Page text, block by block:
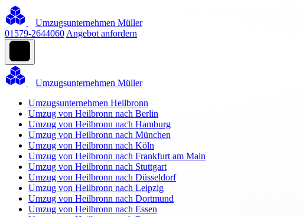
Umzugsunternehmen Müller
01579-2644060 Angebot anfordern
Umzugsunternehmen Müller
Umzugsunternehmen Heilbronn
Umzug von Heilbronn nach Berlin
Umzug von Heilbronn nach Hamburg
Umzug von Heilbronn nach München
Umzug von Heilbronn nach Köln
Umzug von Heilbronn nach Frankfurt am Main
Umzug von Heilbronn nach Stuttgart
Umzug von Heilbronn nach Düsseldorf
Umzug von Heilbronn nach Leipzig
Umzug von Heilbronn nach Dortmund
Umzug von Heilbronn nach Essen